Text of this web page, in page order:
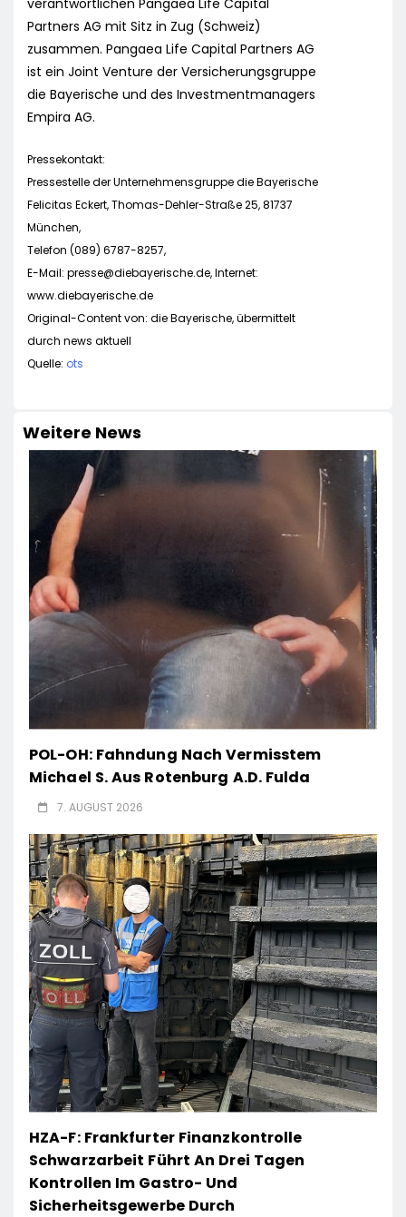
verantwortlichen Pangaea Life Capital
Partners AG mit Sitz in Zug (Schweiz)
zusammen. Pangaea Life Capital Partners AG
ist ein Joint Venture der Versicherungsgruppe
die Bayerische und des Investmentmanagers
Empira AG.
Pressekontakt:
Pressestelle der Unternehmensgruppe die Bayerische
Felicitas Eckert, Thomas-Dehler-Straße 25, 81737
München,
Telefon (089) 6787-8257,
E-Mail: presse@diebayerische.de, Internet:
www.diebayerische.de
Original-Content von: die Bayerische, übermittelt
durch news aktuell
Quelle: ots
Weitere News
POL-OH: Fahndung Nach Vermisstem
Michael S. Aus Rotenburg A.d. Fulda
7. AUGUST 2026
HZA-F: Frankfurter Finanzkontrolle
Schwarzarbeit Führt An Drei Tagen
Kontrollen Im Gastro- Und
Sicherheitsgewerbe Durch